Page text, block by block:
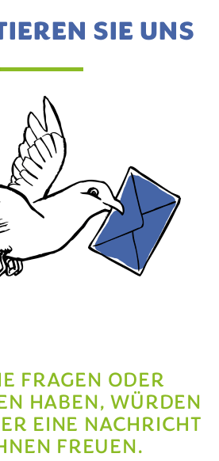
SIE UNS
FRAGEN ODER
HABEN, WÜRDEN
EINE NACHRICHT
FREUEN.